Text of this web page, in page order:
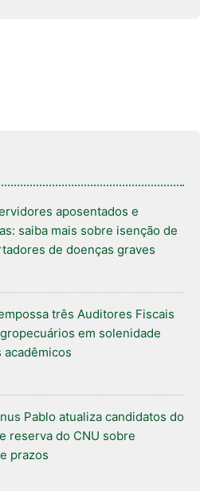
aposentados e
saiba mais sobre isenção de
de doenças graves
três Auditores Fiscais
em solenidade
acadêmicos
Pablo atualiza candidatos do
reserva do CNU sobre
prazos